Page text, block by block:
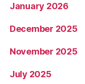
January 2026
December 2025
November 2025
July 2025